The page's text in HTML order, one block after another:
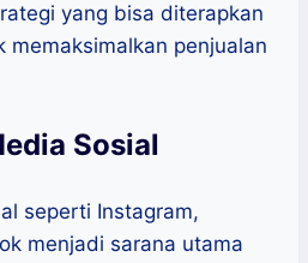
yang bisa diterapkan
memaksimalkan penjualan
Sosial
seperti Instagram,
menjadi sarana utama